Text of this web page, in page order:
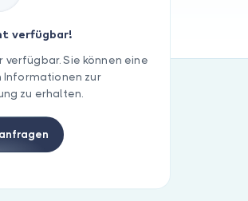
verfügbar!
verfügbar. Sie können eine
Informationen zur
zu erhalten.